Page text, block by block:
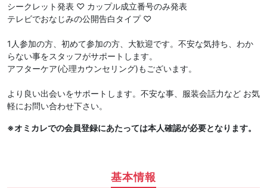
シークレット発表 ♡ カップル成立番号のみ発表
テレビでおなじみの公開告白タイプ ♡
1人参加の方、初めて参加の方、大歓迎です。不安な気持ち、わか
らない事をスタッフがサポートします。
アフターケア(心理カウンセリング)もございます。
より良い出会いをサポートします。不安な事、服装会話力など お気
軽にお問い合わせ下さい。
※オミカレでの会員登録にあたっては本人確認が必要となります。
基本情報